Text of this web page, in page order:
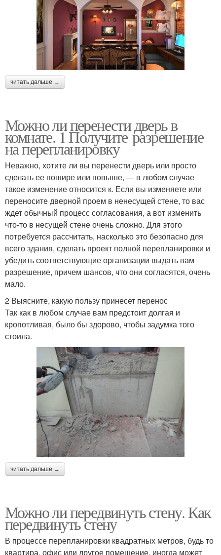
читать дальше →
Можно ли перенести дверь в
комнате. 1 Получите разрешение
на перепланировку
Неважно, хотите ли вы перенести дверь или просто
сделать ее пошире или повыше, — в любом случае
такое изменение относится к. Если вы изменяете или
переносите дверной проем в ненесущей стене, то вас
ждет обычный процесс согласования, а вот изменить
что-то в несущей стене очень сложно. Для этого
потребуется рассчитать, насколько это безопасно для
всего здания, сделать проект полной перепланировки и
убедить соответствующие организации выдать вам
разрешение, причем шансов, что они согласятся, очень
мало.
2 Выясните, какую пользу принесет перенос
Так как в любом случае вам предстоит долгая и
кропотливая, было бы здорово, чтобы задумка того
стоила.
читать дальше →
Можно ли передвинуть стену. Как
передвинуть стену
В процессе перепланировки квадратных метров, будь то
квартира, офис или другое помещение, иногда может